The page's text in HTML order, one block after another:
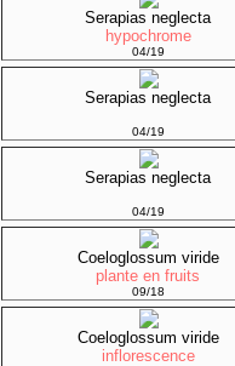
Serapias neglecta
hypochrome
04/19
Serapias neglecta
04/19
Serapias neglecta
04/19
Coeloglossum viride
plante en fruits
09/18
Coeloglossum viride
inflorescence